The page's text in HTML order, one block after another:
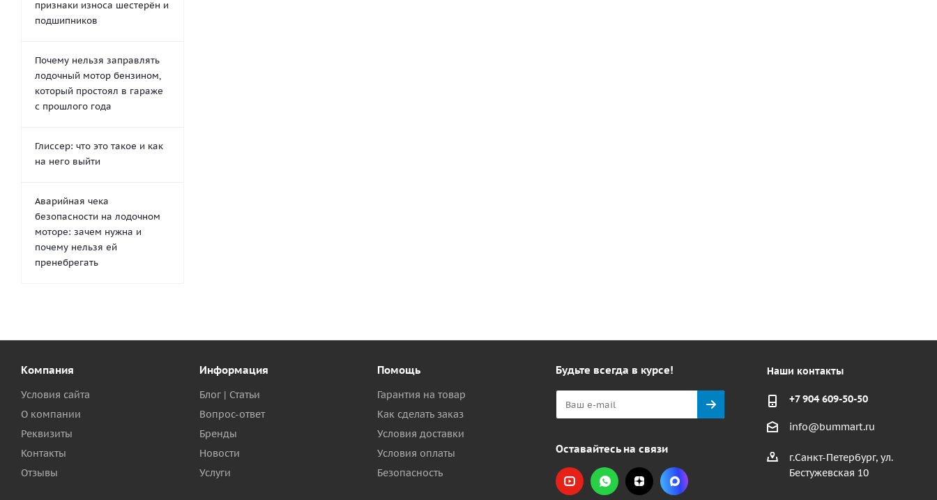
признаки износа шестерён и
подшипников
Почему нельзя заправлять
лодочный мотор бензином,
который простоял в гараже
с прошлого года
Глиссер: что это такое и как
на него выйти
Аварийная чека
безопасности на лодочном
моторе: зачем нужна и
почему нельзя ей
пренебрегать
Компания
Условия сайта
О компании
Реквизиты
Контакты
Отзывы
Информация
Блог | Статьи
Вопрос-ответ
Бренды
Новости
Услуги
Помощь
Гарантия на товар
Как сделать заказ
Условия доставки
Условия оплаты
Безопасность
Будьте всегда в курсе!
Оставайтесь на связи
Наши контакты
+7 904 609-50-50
info@bummart.ru
г.Санкт-Петербург, ул.
Бестужевская 10